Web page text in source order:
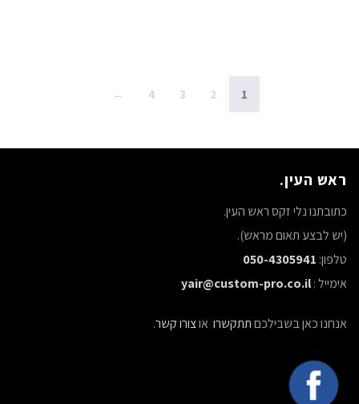
1
2
3
4
←
ראש העין.
כתובתנו נלי זקס ראש העין.
(יש לבצע תאום מראש).
טלפון: 050-4305941
אימייל :yair@custom-pro.co.il
אנחנו כאן בשבילכםתתקשרו אוצורו קשר.